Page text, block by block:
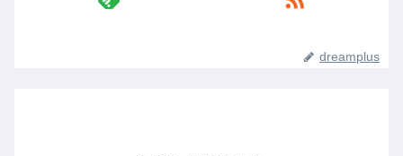
dreamplus